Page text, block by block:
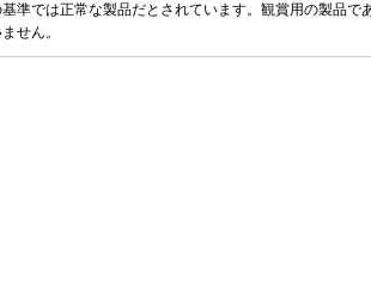
準では正常な製品だとされています。観賞用の製品で
せん。